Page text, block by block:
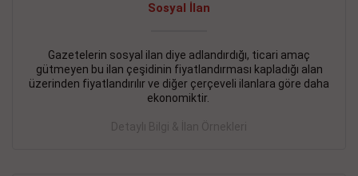
Sosyal İlan
Gazetelerin sosyal ilan diye adlandırdığı, ticari amaç
gütmeyen bu ilan çeşidinin fiyatlandırması kapladığı alan
üzerinden fiyatlandırılır ve diğer çerçeveli ilanlara göre daha
ekonomiktir.
Detaylı Bilgi & İlan Örnekleri
İŞYERİ KİRALIK İlanı- 11.09.2018
BEYLİKDÜZÜ Kavaklıda 4 katlı bina